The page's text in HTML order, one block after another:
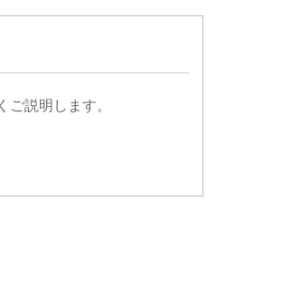
説明します。